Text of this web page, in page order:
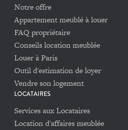
Notre offre
Appartement meublé à louer
FAQ propriétaire
Conseils location meublée
Louer à Paris
Outil d'estimation de loyer
Vendre son logement
LOCATAIRES
Services aux Locataires
Location d'affaires meublée